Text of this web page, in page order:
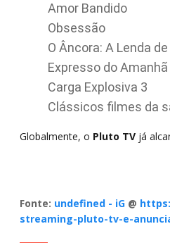
Amor Bandido
Obsessão
O Âncora: A Lenda
Expresso do Amanhã
Carga Explosiva 3
Clássicos filmes da
Globalmente, o Pluto TV já
Fonte: undefined - iG @
streaming-pluto-tv-e-